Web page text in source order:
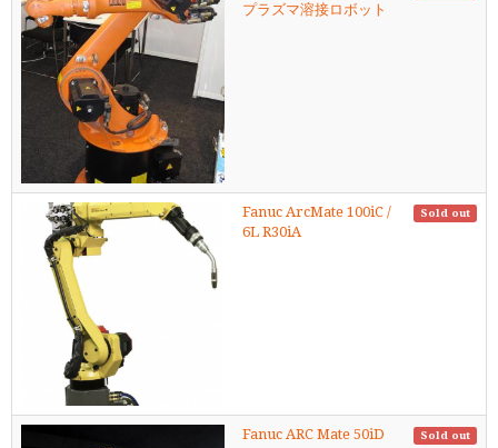
プラズマ溶接ロボット
Fanuc ArcMate 100iC /
6L R30iA
Sold out
Fanuc ARC Mate 50iD Sold out